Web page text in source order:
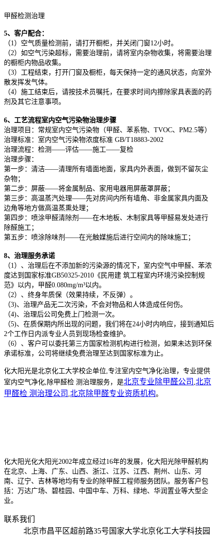
甲醛检测治理
5、客户配合：
（1）空气质量检测前，请打开橱柜，并关闭门窗12小时。
（2）如空气污染超标，需要治理前，请将室内杂物收集，将需要治理
的橱柜内物品收集。
（3）工程结束，打开门窗及橱柜，每天保持一定的通风状态，向室外
散发挥发气体。
（4）施工结束后，请按技术员嘱托，在要求时间内擦除家具表面的药
剂及其它注意事项。
6、工艺流程室内空气污染物治理步骤
治理项目：常规室内空气污染物（甲醛、苯系物、TVOC、PM2.5等）
治理标准：室内空气污染物浓度标准 GB/T18883-2002
治理流程：检测——评估——施工——复检
治理步骤：
第一步：清洁——清理所有墙面地面，家具内外表面，做到不留灰尘
杂物；
第二步：屏蔽——将金属制品、家用电器用屏蔽罩屏蔽；
第三步：高温蒸汽处理——先对房间内所有墙角、非金属家具内面及
边角等地方做高温蒸熏处理；
第四步：喷涂甲醛清除剂——在木地板、木制家具等甲醛易发处进行
除醛施工；
第五步：喷涂除味剂——在光触媒施后进行空间内的除味施工；
8、治理服务承诺
（1）、治理后在不添加新的污染源的情况下，室内空气中甲醛、苯浓
度达到国家标准GB50325-2010《民用建 筑工程室内环境污染控制规
范》以内，甲醛0.080mg/m³以内。
（2）、终身年质保（效果持续，不反弹）。
（3)、治理产品无二次污染，不会对物品和人体造成任何伤。
（4)、治理后公司免费上门检测一次。
（5)、在质保期内所出现的问题，我们将在24小时内响应，接到通知后
2个工作日内派专业人员到现场检查维护。
（6）、客户可以委托第三方国家检测机构进行检测，如果未达到环保
承诺标准，公司将继续免费治理至达到国家标准为止。
化大阳光是北京化工大学校企单位, 专注室内空气净化治理， 专业提供
室内空气净化,除甲醛检 测治理服务，是北京专业除甲醛公司 北京
甲醛检 测治理公司 北京除甲醛专业资质机构。
化大阳光化大阳光2002年成立经过16年的发展，化大阳光除甲醛机构
在北京、上海、广东、山西、浙江、江苏、江西、荆州、山东、河
南、辽宁、吉林等地均有专业的除甲醛工程师服务团队。服务客户包
括：万达广场、碧桂园、中国中车、万科、绿地、华润置业等大型企
业。
联系我们
北京市昌平区超前路35号国家大学北京化工大学科技园